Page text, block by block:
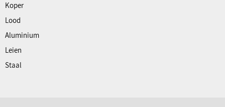
Koper
Lood
Aluminium
Leien
Staal